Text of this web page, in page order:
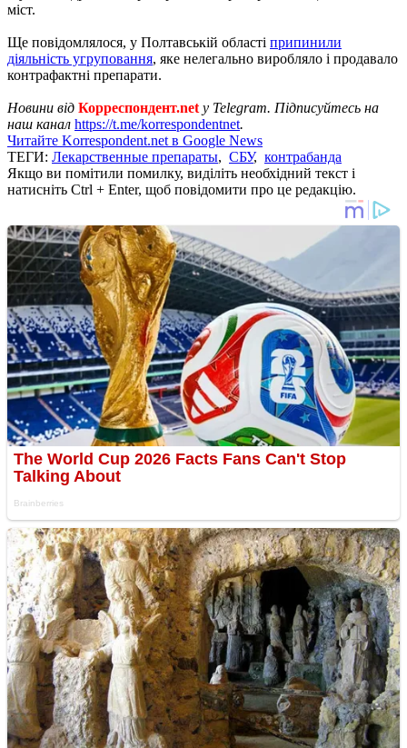
міст.
Ще повідомлялося, у Полтавській області припинили
діяльність угруповання, яке нелегально виробляло і продавало
контрафактні препарати.
Новини від Корреспондент.net у Telegram. Підписуйтесь на
наш канал https://t.me/korrespondentnet.
Читайте Korrespondent.net в Google News
ТЕГИ: Лекарственные препараты, СБУ, контрабанда
Якщо ви помітили помилку, виділіть необхідний текст і
натисніть Ctrl + Enter, щоб повідомити про це редакцію.